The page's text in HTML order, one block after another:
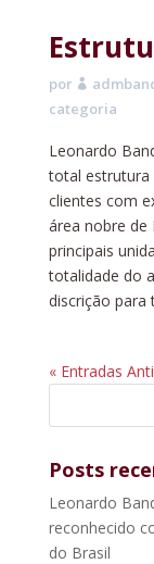
por
categoria
Leonardo
total estrutura
clientes com
área nobre de
principais
totalidade do
discrição para
« Entradas
Posts
Leonardo
reconhecido
do Brasil